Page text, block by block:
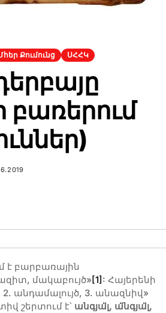
Քումունց ՍՀՀԿ
բառերում
է բարբառային
մակաբույծ»[1] : Հայերենի
2. անդամալույծ, 3. անազնիվ»
շերտում է՝ անգյալ, անգյալ,